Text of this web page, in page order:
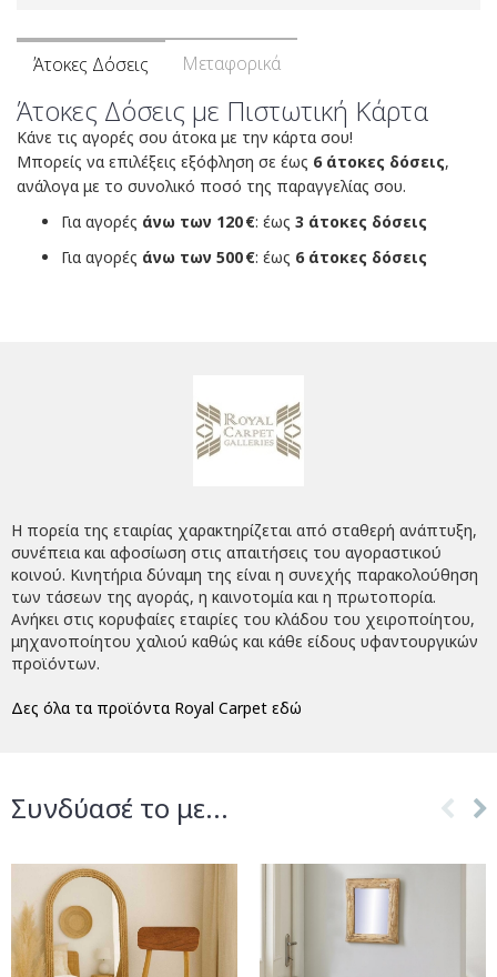
Άτοκες Δόσεις Μεταφορικά
Άτοκες Δόσεις με Πιστωτική Κάρτα
Κάνε τις αγορές σου άτοκα με την κάρτα σου!
Μπορείς να επιλέξεις εξόφληση σε έως 6 άτοκες δόσεις,
ανάλογα με το συνολικό ποσό της παραγγελίας σου.
Για αγορές άνω των 120 €: έως 3 άτοκες δόσεις
Για αγορές άνω των 500 €: έως 6 άτοκες δόσεις
Η πορεία της εταιρίας χαρακτηρίζεται από σταθερή ανάπτυξη,
συνέπεια και αφοσίωση στις απαιτήσεις του αγοραστικού
κοινού. Κινητήρια δύναμη της είναι η συνεχής παρακολούθηση
των τάσεων της αγοράς, η καινοτομία και η πρωτοπορία.
Ανήκει στις κορυφαίες εταιρίες του κλάδου του χειροποίητου,
μηχανοποίητου χαλιού καθώς και κάθε είδους υφαντουργικών
προϊόντων.
Δες όλα τα προϊόντα Royal Carpet εδώ
Συνδύασέ το με...